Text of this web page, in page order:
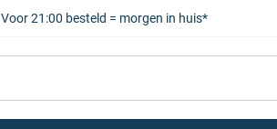
Voor 21:00 besteld = morgen in huis*